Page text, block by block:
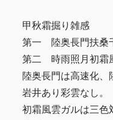
甲秋霜掘り雑感
第一 陸奥長門扶桑
第二 時雨照月初霜
陸奥長門は高速化
岩井あり彩雲なし。
初霜風雲ガルは三色